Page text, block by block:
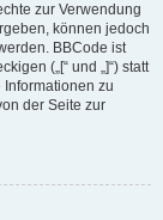
zur Verwendung
können jedoch
BBCode ist
(„[“ und „]“) statt
Informationen zu
der Seite zur